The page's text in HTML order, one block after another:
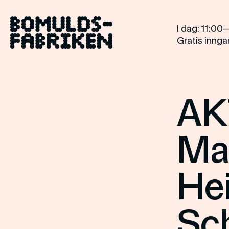
innholdet
I dag:
Gratis